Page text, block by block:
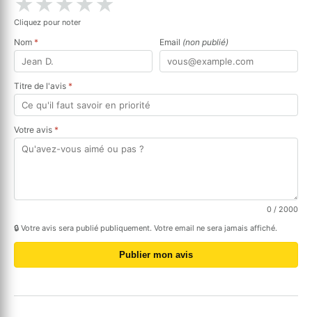
★★★★★
Cliquez pour noter
Nom * Email (non publié)
Titre de l'avis *
Votre avis *
0 / 2000
🔒 Votre avis sera publié publiquement. Votre email ne sera jamais affiché.
Publier mon avis